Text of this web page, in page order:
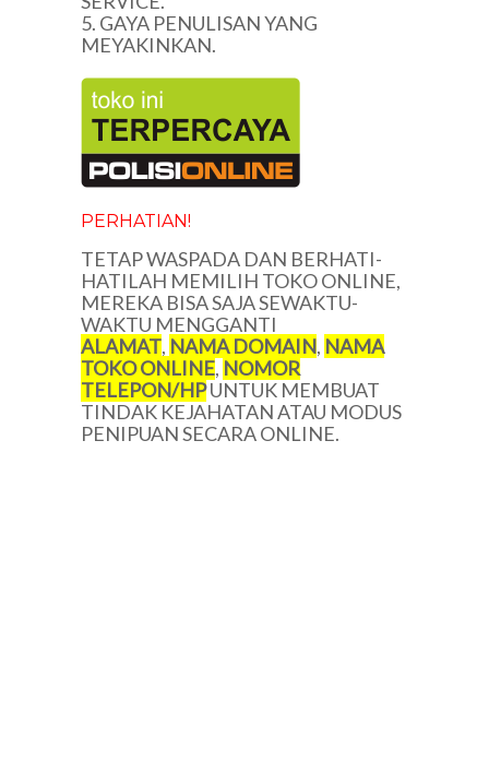
5. GAYA PENULISAN YANG
MEYAKINKAN.
PERHATIAN!
TETAP WASPADA DAN BERHATI-
HATILAH MEMILIH TOKO ONLINE,
MEREKA BISA SAJA SEWAKTU-
WAKTU MENGGANTI
ALAMAT, NAMA DOMAIN, NAMA
TOKO ONLINE, NOMOR
TELEPON/HPUNTUK MEMBUAT
TINDAK KEJAHATAN ATAU MODUS
PENIPUAN SECARA ONLINE.